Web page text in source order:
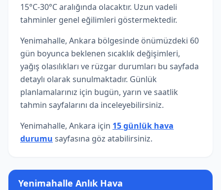
Yenimahalle Anlık Hava
15°C-30°C aralığında olacaktır. Uzun vadeli
tahminler genel eğilimleri göstermektedir.
Yenimahalle, Ankara bölgesinde önümüzdeki 60
gün boyunca beklenen sıcaklık değişimleri,
yağış olasılıkları ve rüzgar durumları bu sayfada
detaylı olarak sunulmaktadır. Günlük
planlamalarınız için bugün, yarın ve saatlik
tahmin sayfalarını da inceleyebilirsiniz.
Yenimahalle, Ankara için 15 günlük hava
durumu sayfasına göz atabilirsiniz.